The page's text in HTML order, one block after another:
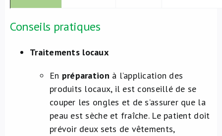
Conseils pratiques
Traitements locaux
En préparation à l’application des
produits locaux, il est conseillé de se
couper les ongles et de s’assurer que la
peau est sèche et fraîche. Le patient doit
prévoir deux sets de vêtements,